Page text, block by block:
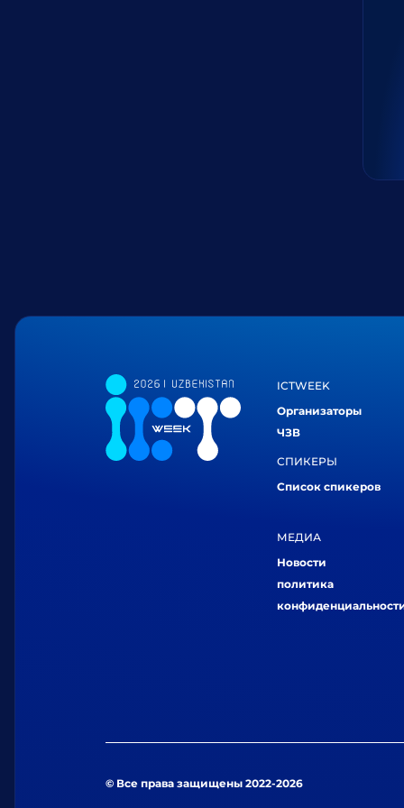
ICTWEEK
Организаторы
ЧЗВ
СПИКЕРЫ
Список спикеров
МЕДИА
Новости
политика
© Все права защищены 2022-2026